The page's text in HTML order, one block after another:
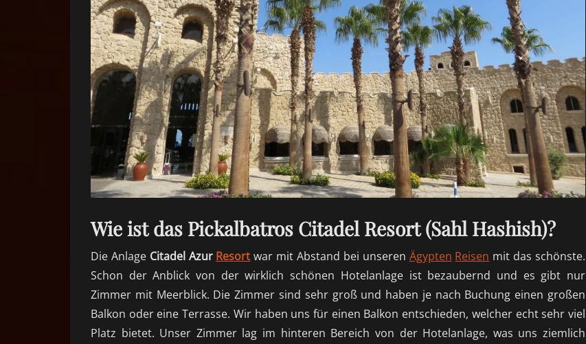
Wie istdas Pickalbatros Citadel Resort (Sahl Hashish)?
Die Anlage Citadel Azur Resort war mit Abstand bei unseren Ägypten Reisen mit das schönste.
Schon der Anblick von der wirklich schönen Hotelanlage ist bezaubernd und es gibt nur
Zimmer mit Meerblick. Die Zimmer sind sehr groß und haben je nach Buchung einen großen
Balkon oder eine Terrasse. Wir haben uns für einen Balkon entschieden, welcher echt sehr viel
Platz bietet. Unser Zimmer lag im hinteren Bereich von der Hotelanlage, was uns ziemlich